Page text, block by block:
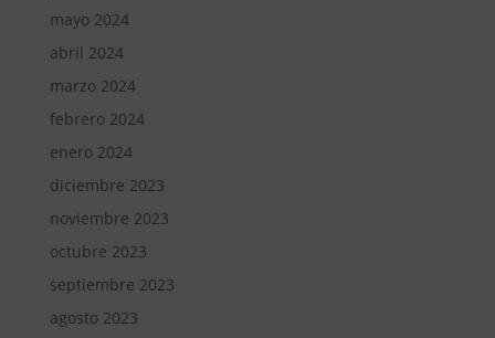
mayo 2024
abril 2024
marzo 2024
febrero 2024
enero 2024
diciembre 2023
noviembre 2023
octubre 2023
septiembre 2023
agosto 2023